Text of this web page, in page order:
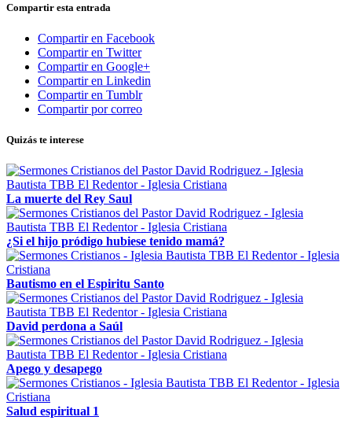
Compartir esta entrada
Compartir en Facebook
Compartir en Twitter
Compartir en Google+
Compartir en Linkedin
Compartir en Tumblr
Compartir por correo
Quizás te interese
La muerte del Rey Saul
¿Si el hijo pródigo hubiese tenido mamá?
Bautismo en el Espiritu Santo
David perdona a Saúl
Apego y desapego
Salud espiritual 1